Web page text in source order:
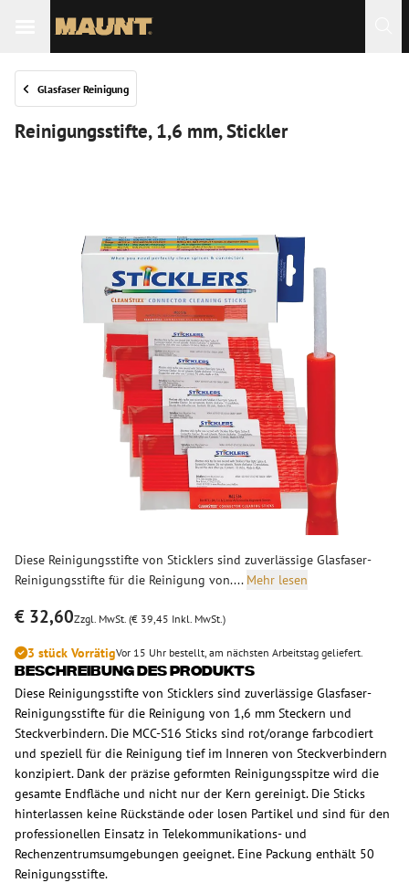
Glasfaser Reinigung
Reinigungsstifte, 1,6 mm, Stickler
Diese Reinigungsstifte von Sticklers sind zuverlässige Glasfaser-
Reinigungsstifte für die Reinigung von.... Mehr lesen
€ 32,60Zzgl. MwSt. (€ 39,45 Inkl. MwSt.)
3 stück VorrätigVor 15 Uhr bestellt, am nächsten Arbeitstag geliefert.
Beschreibung des Produkts
Diese Reinigungsstifte von Sticklers sind zuverlässige Glasfaser-
Reinigungsstifte für die Reinigung von 1,6 mm Steckern und
Steckverbindern. Die MCC-S16 Sticks sind rot/orange farbcodiert
und speziell für die Reinigung tief im Inneren von Steckverbindern
konzipiert. Dank der präzise geformten Reinigungsspitze wird die
gesamte Endfläche und nicht nur der Kern gereinigt. Die Sticks
hinterlassen keine Rückstände oder losen Partikel und sind für den
professionellen Einsatz in Telekommunikations- und
Rechenzentrumsumgebungen geeignet. Eine Packung enthält 50
Reinigungsstifte.